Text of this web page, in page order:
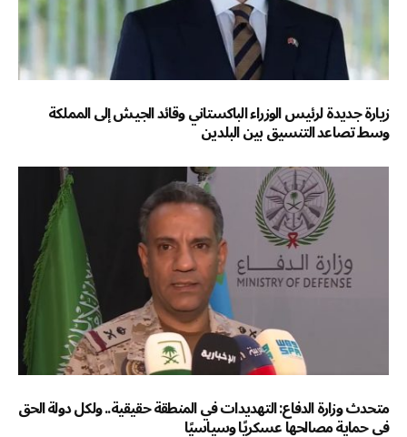
زيارة جديدة لرئيس الوزراء الباكستاني وقائد الجيش إلى المملكة
وسط تصاعد التنسيق بين البلدين
متحدث وزارة الدفاع: التهديدات في المنطقة حقيقية.. ولكل دولة الحق
في حماية مصالحها عسكريًا وسياسيًا